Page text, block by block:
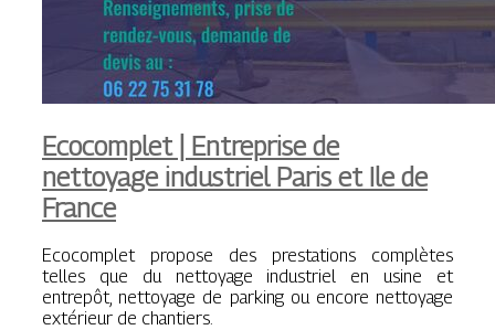
Ecocomplet | Entreprise de
nettoyage industriel Paris et Ile de
France
Ecocomplet propose des prestations complètes
telles que du nettoyage industriel en usine et
entrepôt, nettoyage de parking ou encore nettoyage
extérieur de chantiers.